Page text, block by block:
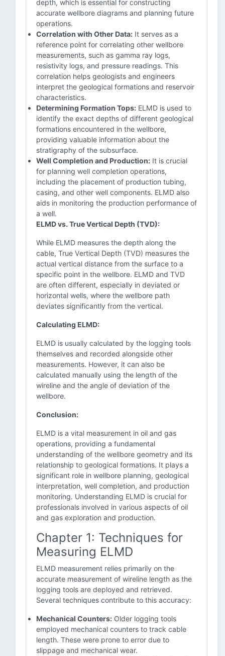
depth, which is essential for constructing
accurate wellbore diagrams and planning future
operations.
Correlation with Other Data: It serves as a
reference point for correlating other wellbore
measurements, such as gamma ray logs,
resistivity logs, and pressure readings. This
correlation helps geologists and engineers
interpret the geological formations and reservoir
characteristics.
Determining Formation Tops: ELMD is used to
identify the exact depths of different geological
formations encountered in the wellbore,
providing valuable information about the
stratigraphy of the subsurface.
Well Completion and Production: It is crucial
for planning well completion operations,
including the placement of production tubing,
casing, and other well components. ELMD also
aids in monitoring the production performance of
a well.
ELMD vs. True Vertical Depth (TVD):
While ELMD measures the depth along the
cable, True Vertical Depth (TVD) measures the
actual vertical distance from the surface to a
specific point in the wellbore. ELMD and TVD
are often different, especially in deviated or
horizontal wells, where the wellbore path
deviates significantly from the vertical.
Calculating ELMD:
ELMD is usually calculated by the logging tools
themselves and recorded alongside other
measurements. However, it can also be
calculated manually using the length of the
wireline and the angle of deviation of the
wellbore.
Conclusion:
ELMD is a vital measurement in oil and gas
operations, providing a fundamental
understanding of the wellbore geometry and its
relationship to geological formations. It plays a
significant role in wellbore planning, geological
interpretation, well completion, and production
monitoring. Understanding ELMD is crucial for
professionals involved in various aspects of oil
and gas exploration and production.
Chapter 1: Techniques for
Measuring ELMD
ELMD measurement relies primarily on the
accurate measurement of wireline length as the
logging tools are deployed and retrieved.
Several techniques contribute to this accuracy:
Mechanical Counters: Older logging tools
employed mechanical counters to track cable
length. These were prone to error due to
slippage and mechanical wear.